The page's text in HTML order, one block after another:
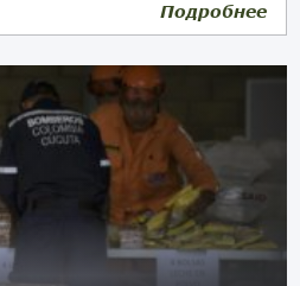
Подробнее